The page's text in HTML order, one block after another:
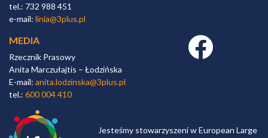
tel.: 732 988 451
e-mail: linia@3plus.pl
MEDIA
Rzecznik Prasowy
Anita Marczułajtis – Łodzińska
E-mail: anita.lodzinska@3plus.pl
tel.: 600 004 410
Facebook link
Jesteśmy stowarzyszeni w European Large